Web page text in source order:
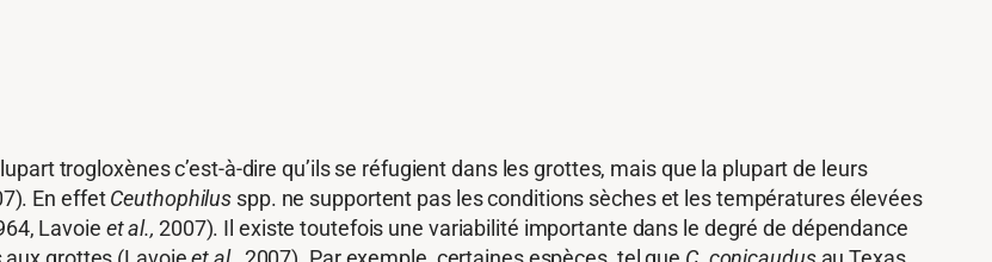
trogloxènes c’est-à-dire qu’ils se réfugient dans les grottes, mais que la plupart de leurs
En effetCeuthophilus spp. ne supportent pas les conditions sèches et les températures élevées
Lavoie et al., 2007). Il existe toutefois une variabilité importante dans le degré de dépendance